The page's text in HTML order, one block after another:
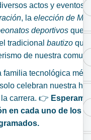
actos y eventos:
, la elección de
deportivos que
tradicional bautizoque
de nuestra
familia tecnológica
celebran nuestra
carrera. 👉
en cada uno de los